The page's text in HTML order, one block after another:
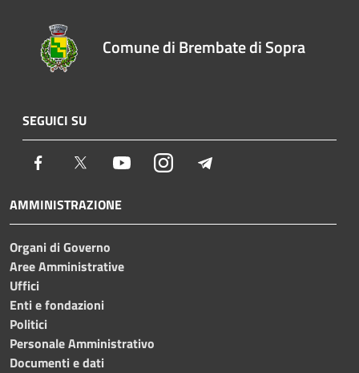
Comune di Brembate di Sopra
SEGUICI SU
Facebook Twitter YoutubeInstagram
AMMINISTRAZIONE
Organi di Governo
Aree Amministrative
Uffici
Enti e fondazioni
Politici
Personale Amministrativo
Documenti e dati